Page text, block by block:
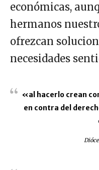
económicas,
hermanos
ofrezcan
necesidades
«al hacerlo crean
en contra del